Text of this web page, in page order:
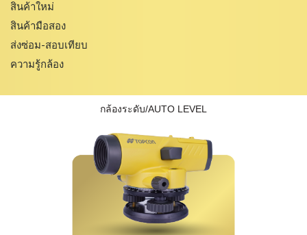
สินค้าใหม่
สินค้ามือสอง
ส่งซ่อม-สอบเทียบ
ความรู้กล้อง
กล้องระดับ/AUTO LEVEL